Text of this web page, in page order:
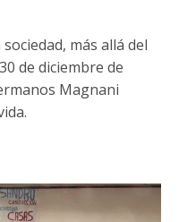
más allá del
de diciembre de
Magnani